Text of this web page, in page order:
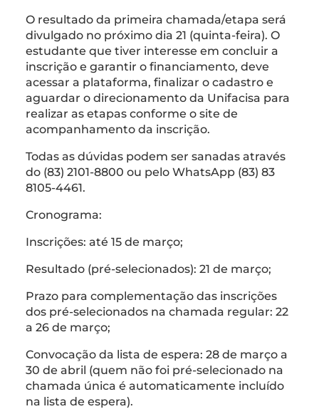
O resultado da primeira chamada/etapa será
divulgado no próximo dia 21 (quinta-feira). O
estudante que tiver interesse em concluir a
inscrição e garantir o financiamento, deve
acessar a plataforma, finalizar o cadastro e
aguardar o direcionamento da Unifacisa para
realizar as etapas conforme o site de
acompanhamento da inscrição.
Todas as dúvidas podem ser sanadas através
do (83) 2101-8800 ou pelo WhatsApp (83) 83
8105-4461.
Cronograma:
Inscrições: até 15 de março;
Resultado (pré-selecionados): 21 de março;
Prazo para complementação das inscrições
dos pré-selecionados na chamada regular: 22
a 26 de março;
Convocação da lista de espera: 28 de março a
30 de abril (quem não foi pré-selecionado na
chamada única é automaticamente incluído
na lista de espera).